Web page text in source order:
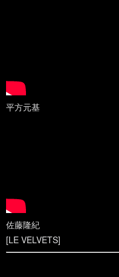
平方元基
佐藤隆紀
[LE VELVETS]